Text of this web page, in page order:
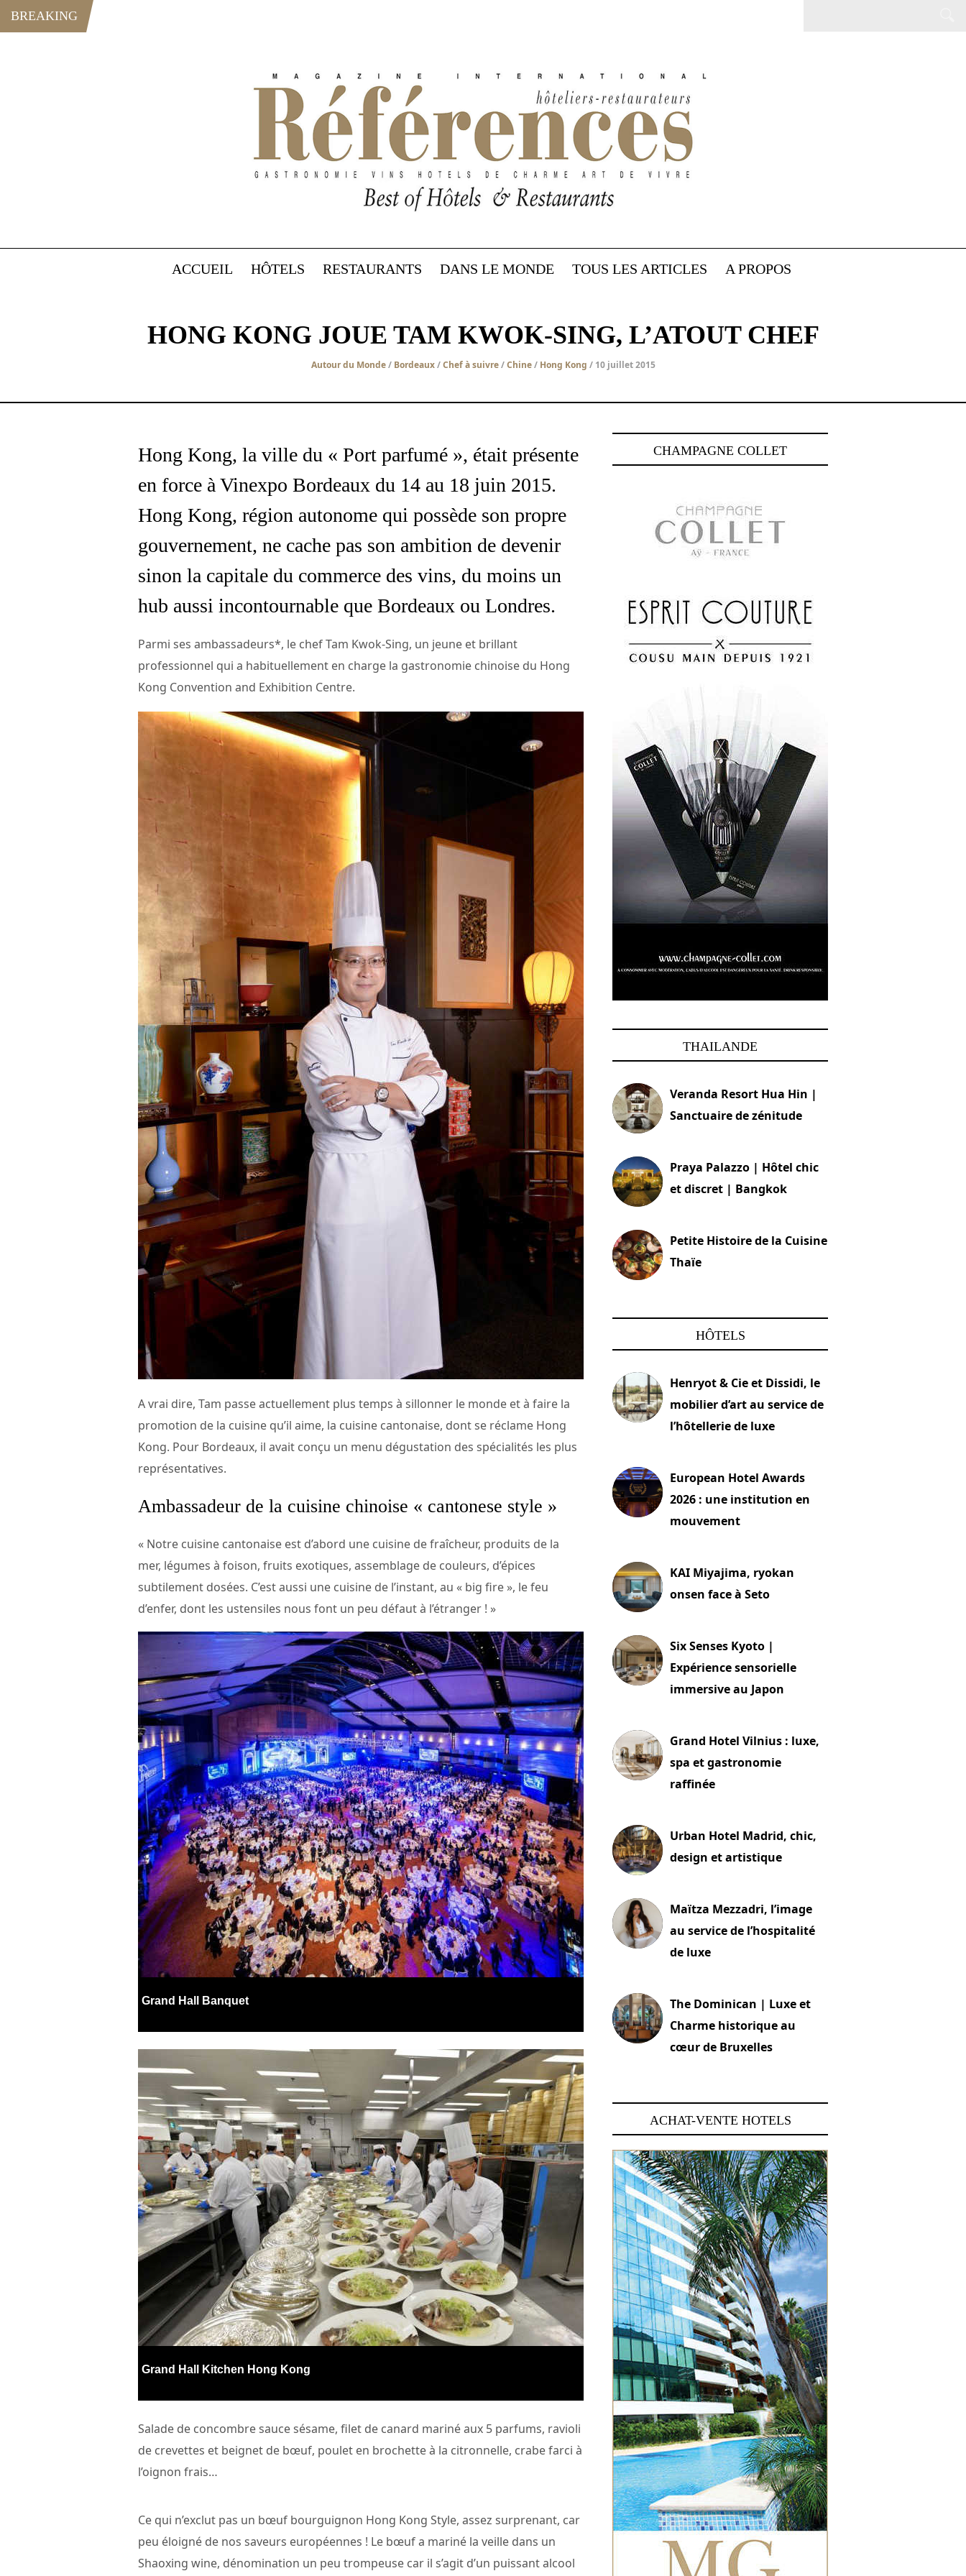
BREAKING
ACCUEIL HÔTELS RESTAURANTS DANS LE MONDE TOUS LES ARTICLES A PROPOS
HONG KONG JOUE TAM KWOK-SING, L’ATOUT CHEF
Autour du Monde/ Bordeaux/Chef à suivre/Chine/ Hong Kong / 10 juillet 2015
Hong Kong, la ville du « Port parfumé », était présente
en force à Vinexpo Bordeaux du 14 au 18 juin 2015.
Hong Kong, région autonome qui possède son propre
gouvernement, ne cache pas son ambition de devenir
sinon la capitale du commerce des vins, du moins un
hub aussi incontournable que Bordeaux ou Londres.
Parmi ses ambassadeurs*, le chef Tam Kwok-Sing, un jeune et brillant
professionnel qui a habituellement en charge la gastronomie chinoise du Hong
Kong Convention and Exhibition Centre.
A vrai dire, Tam passe actuellement plus temps à sillonner le monde et à faire la
promotion de la cuisine qu’il aime, la cuisine cantonaise, dont se réclame Hong
Kong. Pour Bordeaux, il avait conçu un menu dégustation des spécialités les plus
représentatives.
Ambassadeur de la cuisine chinoise « cantonese style »
« Notre cuisine cantonaise est d’abord une cuisine de fraîcheur, produits de la
mer, légumes à foison, fruits exotiques, assemblage de couleurs, d’épices
subtilement dosées. C’est aussi une cuisine de l’instant, au « big fire », le feu
d’enfer, dont les ustensiles nous font un peu défaut à l’étranger ! »
Grand Hall Banquet
Grand Hall Kitchen Hong Kong
Salade de concombre sauce sésame, filet de canard mariné aux 5 parfums, ravioli
de crevettes et beignet de bœuf, poulet en brochette à la citronnelle, crabe farci à
l’oignon frais…
Ce qui n’exclut pas un bœuf bourguignon Hong Kong Style, assez surprenant, car
peu éloigné de nos saveurs européennes ! Le bœuf a mariné la veille dans un
Shaoxing wine, dénomination un peu trompeuse car il s’agit d’un puissant alcool
CHAMPAGNE COLLET
THAILANDE
Veranda Resort Hua Hin |
Sanctuaire de zénitude
Praya Palazzo | Hôtel chic
et discret | Bangkok
Petite Histoire de la Cuisine
Thaïe
HÔTELS
Henryot & Cie et Dissidi, le
mobilier d’art au service de
l’hôtellerie de luxe
European Hotel Awards
2026 : une institution en
mouvement
KAI Miyajima, ryokan
onsen face à Seto
Six Senses Kyoto |
Expérience sensorielle
immersive au Japon
Grand Hotel Vilnius : luxe,
spa et gastronomie
raffinée
Urban Hotel Madrid, chic,
design et artistique
Maïtza Mezzadri, l’image
au service de l’hospitalité
de luxe
The Dominican | Luxe et
Charme historique au
cœur de Bruxelles
ACHAT-VENTE HOTELS